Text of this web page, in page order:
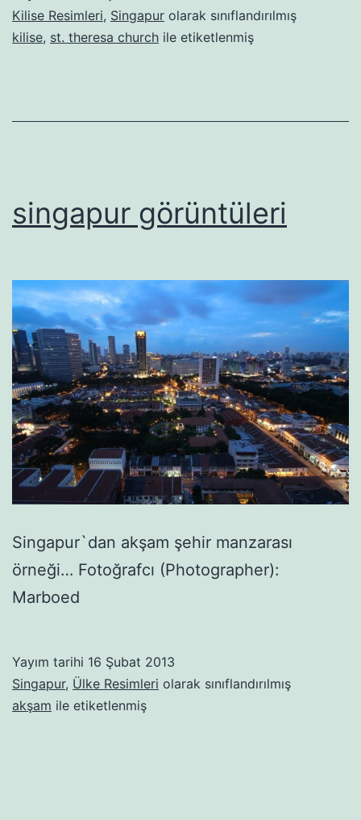
Kilise Resimleri, Singapur olarak sınıflandırılmış
kilise, st. theresa church ile etiketlenmiş
singapur görüntüleri
Singapur`dan akşam şehir manzarası
örneği… Fotoğrafcı (Photographer):
Marboed
Yayım tarihi 16 Şubat 2013
Singapur, Ülke Resimleri olarak sınıflandırılmış
akşam ile etiketlenmiş